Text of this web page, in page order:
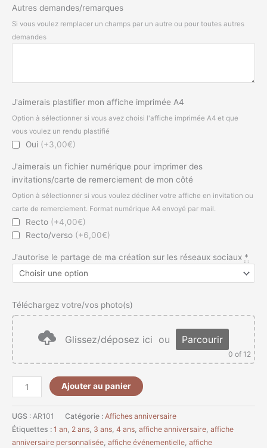
Autres demandes/remarques
Si vous voulez remplacer un champs par un autre ou pour toutes autres
demandes
J'aimerais plastifier mon affiche imprimée A4
Option à sélectionner si vous avez choisi l'affiche imprimée A4 et que
vous voulez un rendu plastifié
Oui (+3,00€)
J'aimerais un fichier numérique pour imprimer des
invitations/carte de remerciement de mon côté
Option à sélectionner si vous voulez décliner votre affiche en invitation ou
carte de remerciement. Format numérique A4 envoyé par mail.
Recto (+4,00€)
Recto/verso (+6,00€)
J'autorise le partage de ma création sur les réseaux sociaux *
Téléchargez votre/vos photo(s)
Glissez/déposez ici ou Parcourir
0 of 12
Ajouter au panier
UGS : AR101 Catégorie : Affiches anniversaire
Étiquettes : 1 an, 2 ans, 3 ans, 4 ans, affiche anniversaire, affiche
anniversaire personnalisée, affiche événementielle, affiche